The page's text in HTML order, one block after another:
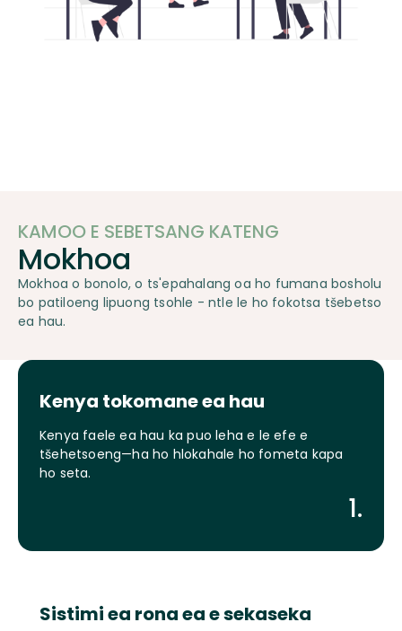
KAMOO E SEBETSANG KATENG
Mokhoa
Mokhoa o bonolo, o ts'epahalang oa ho fumana bosholu
bo patiloeng lipuong tsohle - ntle le ho fokotsa tšebetso
ea hau.
Kenya tokomane ea hau
Kenya faele ea hau ka puo leha e le efe e
tšehetsoeng—ha ho hlokahale ho fometa kapa
ho seta.
1.
Sistimi ea rona ea e sekaseka